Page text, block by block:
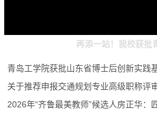
再添一站！我校获批
青岛工学院获批山东省博士后创新实践